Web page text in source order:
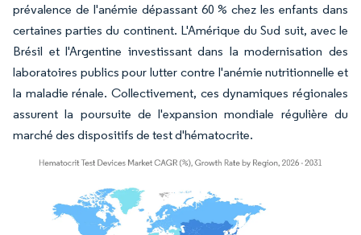
prévalence de l'anémie dépassant 60 % chez les enfants dans
certaines parties du continent. L'Amérique du Sud suit, avec le
Brésil et l'Argentine investissant dans la modernisation des
laboratoires publics pour lutter contre l'anémie nutritionnelle et
la maladie rénale. Collectivement, ces dynamiques régionales
assurent la poursuite de l'expansion mondiale régulière du
marché des dispositifs de test d'hématocrite.